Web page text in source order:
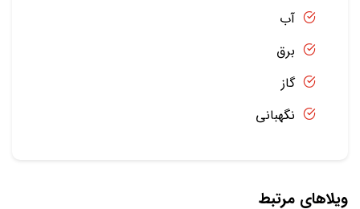
آب
برق
گاز
نگهبانی
ویلاهای مرتبط